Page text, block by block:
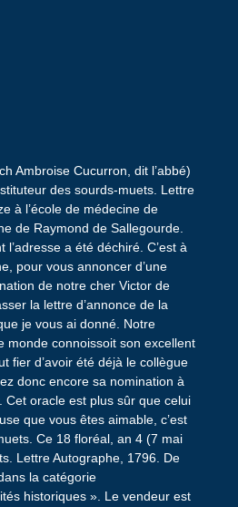
Ambroise Cucurron, dit l’abbé)
des sourds-muets. Lettre
à l’école de médecine de
de Raymond de Sallegourde.
a été déchiré. C’est à
pour vous annoncer d’une
de notre cher Victor de
la lettre d’annonce de la
je vous ai donné. Notre
monde connoissoit son excellent
fier d’avoir été déjà le collègue
donc encore sa nomination à
Cet oracle est plus sûr que celui
que vous êtes aimable, c’est
Ce 18 floréal, an 4 (7 mai
Lettre Autographe, 1796. De
la catégorie
historiques ». Le vendeur est